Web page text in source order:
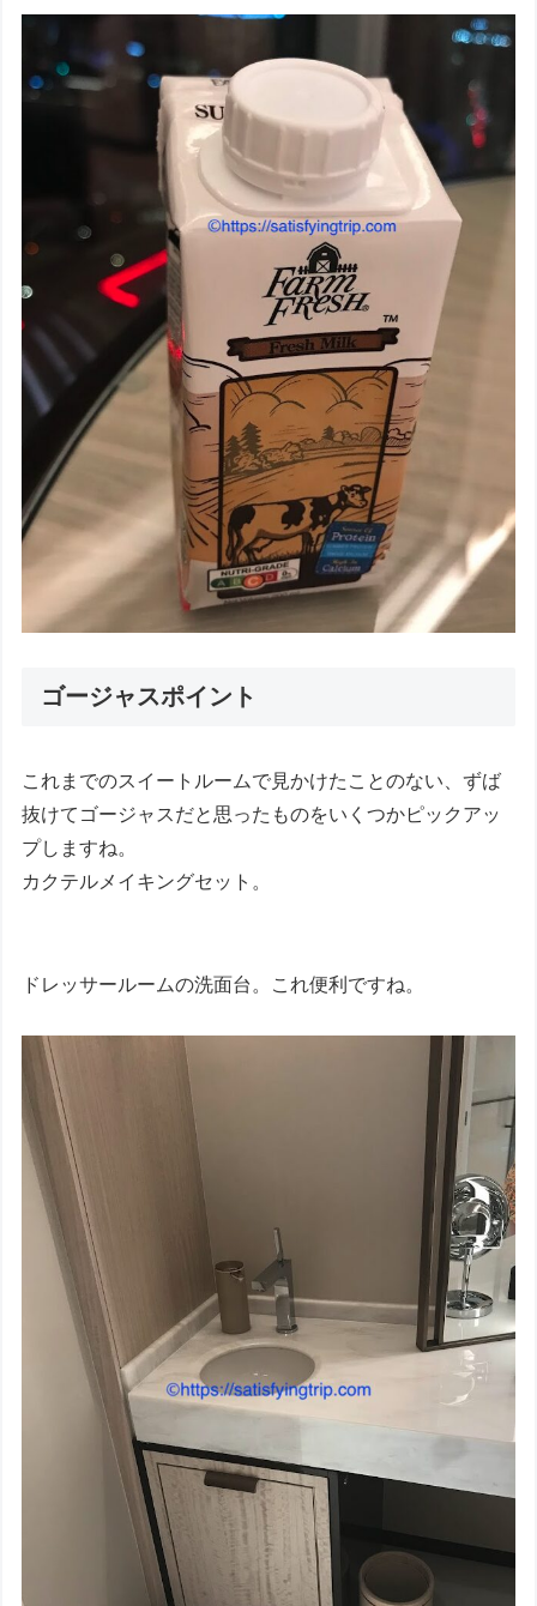
ゴージャスポイント
これまでのスイートルームで見かけたことのない、ずば
抜けてゴージャスだと思ったものをいくつかピックアッ
プしますね。
カクテルメイキングセット。
ドレッサールームの洗面台。これ便利ですね。